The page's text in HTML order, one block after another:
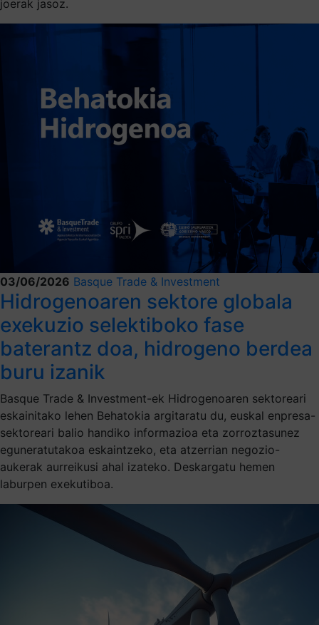
joerak jasoz.
03/06/2026 Basque Trade & Investment
Hidrogenoaren sektore globala
exekuzio selektiboko fase
baterantz doa, hidrogeno berdea
buru izanik
Basque Trade & Investment-ek Hidrogenoaren sektoreari
eskainitako lehen Behatokia argitaratu du, euskal enpresa-
sektoreari balio handiko informazioa eta zorroztasunez
eguneratutakoa eskaintzeko, eta atzerrian negozio-
aukerak aurreikusi ahal izateko. Deskargatu hemen
laburpen exekutiboa.